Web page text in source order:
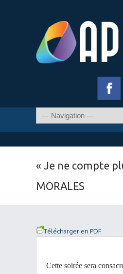
« Je ne compte
MORALES
Télécharger en PDF
Cette soirée sera